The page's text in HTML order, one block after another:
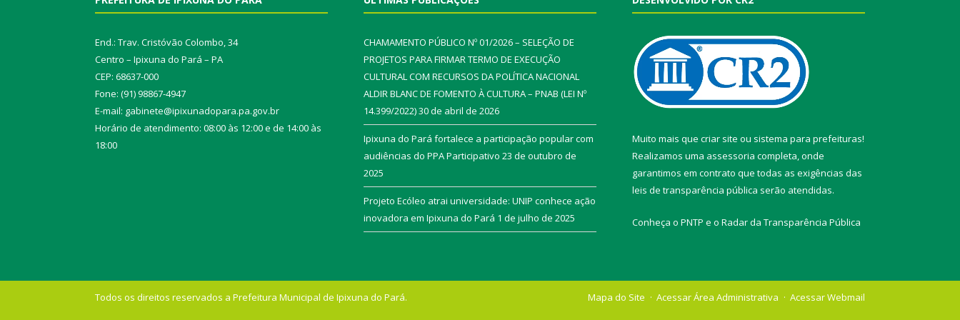
End.: Trav. Cristóvão Colombo, 34
Centro – Ipixuna do Pará – PA
CEP: 68637-000
Fone: (91) 98867-4947
E-mail: gabinete@ipixunadopara.pa.gov.br
Horário de atendimento: 08:00 às 12:00 e de 14:00 às
18:00
CHAMAMENTO PÚBLICO Nº 01/2026 – SELEÇÃO DE
PROJETOS PARA FIRMAR TERMO DE EXECUÇÃO
CULTURAL COM RECURSOS DA POLÍTICA NACIONAL
ALDIR BLANC DE FOMENTO À CULTURA – PNAB (LEI Nº
14.399/2022)30 de abril de 2026
Ipixuna do Pará fortalece a participação popular com
audiências do PPA Participativo 23 de outubro de
2025
Projeto Ecóleo atrai universidade: UNIP conhece ação
inovadora em Ipixuna do Pará 1 de julho de 2025
Muito mais que criar site ou sistema para prefeituras!
Realizamos uma assessoria completa, onde
garantimos em contrato que todas as exigências das
leis de transparência pública serão atendidas.
Conheça o PNTP e o Radar da Transparência Pública
Todos os direitos reservados a Prefeitura Municipal de Ipixuna do Pará. Mapa do Site Acessar Área Administrativa Acessar Webmail